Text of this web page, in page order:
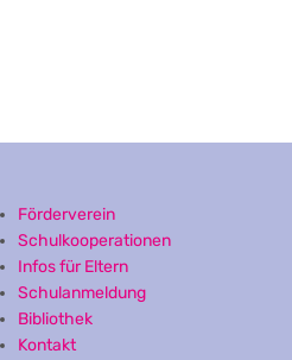
Förderverein
Schulkooperationen
Infos für Eltern
Schulanmeldung
Bibliothek
Kontakt